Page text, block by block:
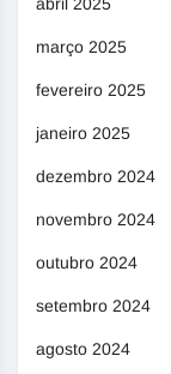
março 2025
fevereiro 2025
janeiro 2025
dezembro 2024
novembro 2024
outubro 2024
setembro 2024
agosto 2024